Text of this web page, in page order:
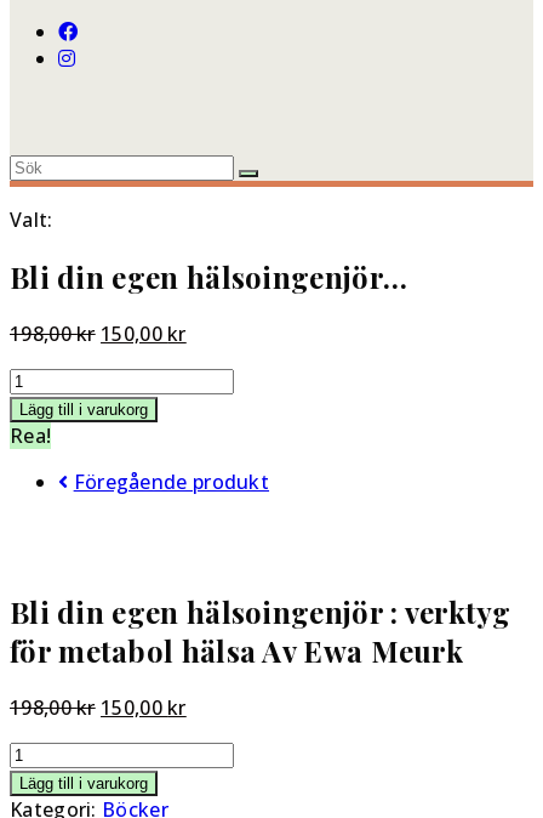
Valt:
Bli din egen hälsoingenjör…
198,00kr Det
var:
150,00 krDet
Bli
din
egen
Av
Ewa
mängd
Lägg till i varukorg
Rea!
Föregående produkt
Bli din egen hälsoingenjör : verktyg
för metabol hälsa Av Ewa Meurk
198,00kr Det
var:
150,00 krDet
Bli
din
egen
Lägg till i varukorg
Kategori: Böcker